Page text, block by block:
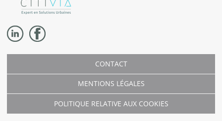
CONTACT
MENTIONS LÉGALES
POLITIQUE RELATIVE AUX COOKIES